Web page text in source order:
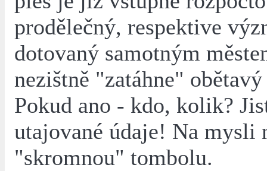
prodělečný, respektive
dotovaný samotným
nezištně "zatáhne"
Pokud ano - kdo, kolik?
utajované údaje! Na mysli
"skromnou" tombolu.